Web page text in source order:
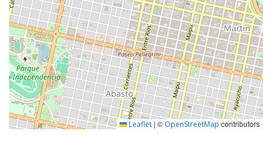
Leaflet | © OpenStreetMapcontributors